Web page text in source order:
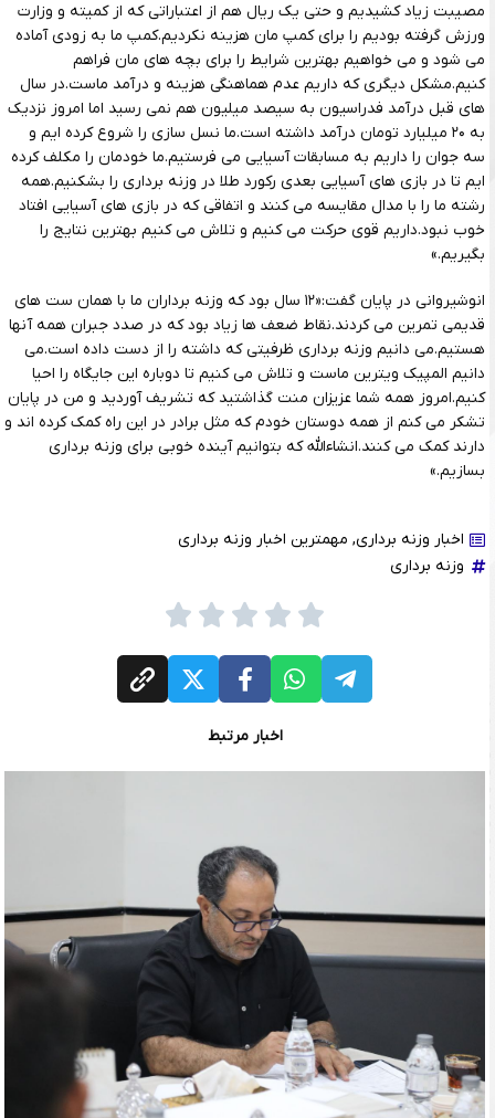
مصیبت زیاد کشیدیم و حتی یک ریال هم از اعتباراتی که از کمیته و وزارت
ورزش گرفته بودیم را برای کمپ مان هزینه نکردیم.کمپ ما به زودی آماده
می شود و می خواهیم بهترین شرایط را برای بچه های مان فراهم
کنیم.مشکل دیگری که داریم عدم هماهنگی هزینه و درآمد ماست.در سال
های قبل درآمد فدراسیون به سیصد میلیون هم نمی رسید اما امروز نزدیک
به ۲۰ میلیارد تومان درآمد داشته است.ما نسل سازی را شروع کرده ایم و
سه جوان را داریم به مسابقات آسیایی می فرستیم.ما خودمان را مکلف کرده
ایم تا در بازی های آسیایی بعدی رکورد طلا در وزنه برداری را بشکنیم.همه
رشته ما را با مدال مقایسه می کنند و اتفاقی که در بازی های آسیایی افتاد
خوب نبود.داریم قوی حرکت می کنیم و تلاش می کنیم بهترین نتایج را
بگیریم.»
انوشیروانی در پایان گفت:«۱۲ سال بود که وزنه برداران ما با همان ست های
قدیمی تمرین می کردند.نقاط ضعف ها زیاد بود که در صدد جبران همه آنها
هستیم.می دانیم وزنه برداری ظرفیتی که داشته را از دست داده است.می
دانیم المپیک ویترین ماست و تلاش می کنیم تا دوباره این جایگاه را احیا
کنیم.امروز همه شما عزیزان منت گذاشتید که تشریف آوردید و من در پایان
تشکر می کنم از همه دوستان خودم که مثل برادر در این راه کمک کرده اند و
دارند کمک می کنند.انشاءالله که بتوانیم آینده خوبی برای وزنه برداری
بسازیم.»
اخبار وزنه برداری, مهمترین اخبار وزنه برداری
وزنه برداری
اخبار مرتبط